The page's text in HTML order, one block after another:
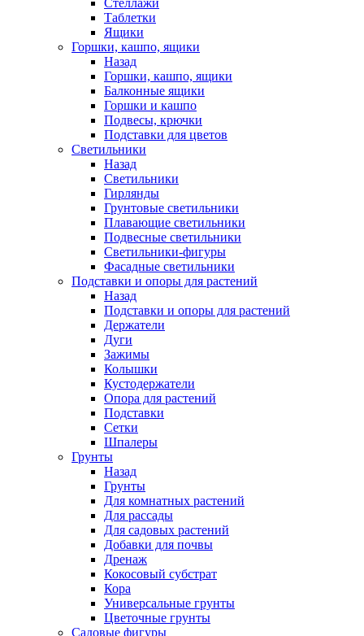
Стеллажи
Таблетки
Ящики
Горшки, кашпо, ящики
Назад
Горшки, кашпо, ящики
Балконные ящики
Горшки и кашпо
Подвесы, крючки
Подставки для цветов
Светильники
Назад
Светильники
Гирлянды
Грунтовые светильники
Плавающие светильники
Подвесные светильники
Светильники-фигуры
Фасадные светильники
Подставки и опоры для растений
Назад
Подставки и опоры для растений
Держатели
Дуги
Зажимы
Колышки
Кустодержатели
Опора для растений
Подставки
Сетки
Шпалеры
Грунты
Назад
Грунты
Для комнатных растений
Для рассады
Для садовых растений
Добавки для почвы
Дренаж
Кокосовый субстрат
Кора
Универсальные грунты
Цветочные грунты
Садовые фигуры